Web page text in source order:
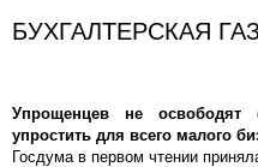
БУХГАЛТЕРСКАЯ
Упрощенцев не освободят
упростить для всего малого
Госдума в первом чтении